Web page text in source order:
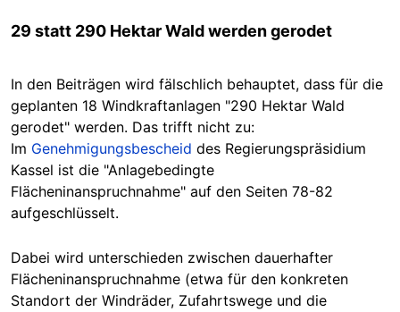
29 statt 290 Hektar Wald werden gerodet
In den Beiträgen wird fälschlich behauptet, dass für die
geplanten 18 Windkraftanlagen "290 Hektar Wald
gerodet" werden. Das trifft nicht zu:
Im Genehmigungsbescheid des Regierungspräsidium
Kassel ist die "Anlagebedingte
Flächeninanspruchnahme" auf den Seiten 78-82
aufgeschlüsselt.
Dabei wird unterschieden zwischen dauerhafter
Flächeninanspruchnahme (etwa für den konkreten
Standort der Windräder, Zufahrtswege und die